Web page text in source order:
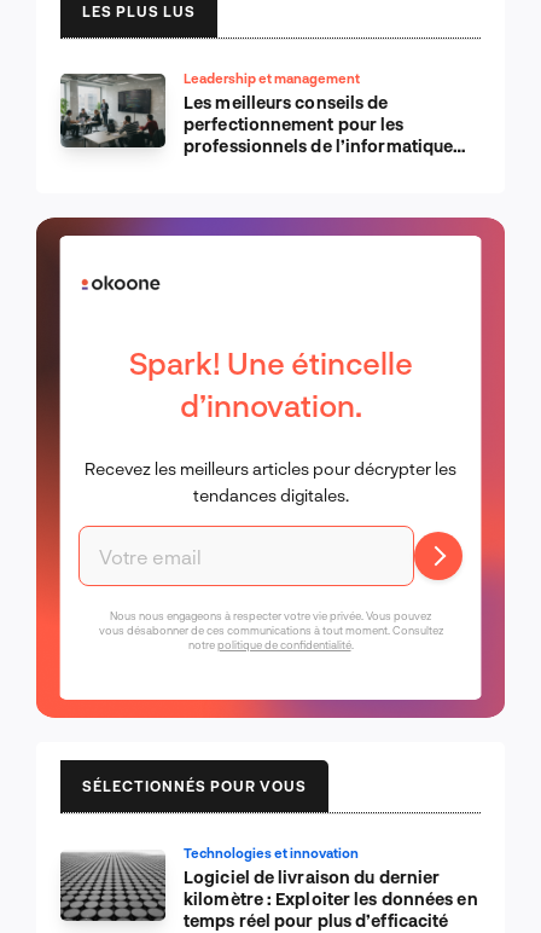
LES PLUS LUS
Leadership et management
Les meilleurs conseils de
perfectionnement pour les
professionnels de l’informatique
Spark! Une étincelle
d’innovation.
Recevez les meilleurs articles pour décrypter les
tendances digitales.
Nous nous engageons à respecter votre vie privée. Vous pouvez
vous désabonner de ces communications à tout moment. Consultez
notrepolitique de confidentialité.
SÉLECTIONNÉS POUR VOUS
Technologies et innovation
Logiciel de livraison du dernier
kilomètre : Exploiter les données en
temps réel pour plus d’efficacité